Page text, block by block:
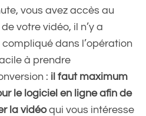
vous avez accès au
votre vidéo, il n’y a
dans l’opération
à prendre
: il faut maximum
le logiciel en ligne afin de
la vidéoqui vous intéresse